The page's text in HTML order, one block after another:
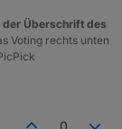
der Überschrift des
Voting rechts unten
0